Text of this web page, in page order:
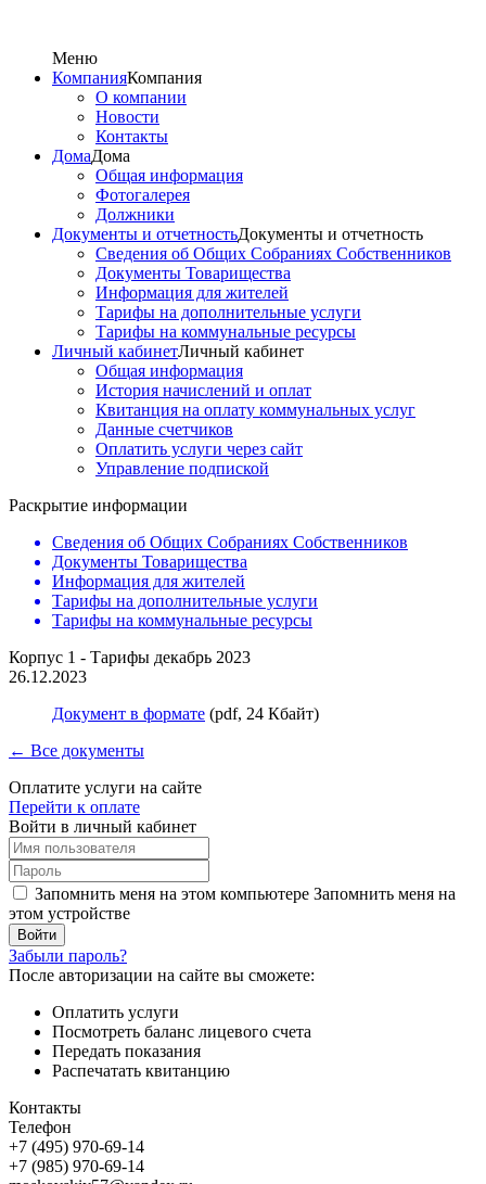
Меню
КомпанияКомпания
О компании
Новости
Контакты
ДомаДома
Общая информация
Фотогалерея
Должники
Документы и отчетностьДокументы и отчетность
Сведения об Общих Собраниях Собственников
Документы Товарищества
Информация для жителей
Тарифы на дополнительные услуги
Тарифы на коммунальные ресурсы
Личный кабинетЛичный кабинет
Общая информация
История начислений и оплат
Квитанция на оплату коммунальных услуг
Данные счетчиков
Оплатить услуги через сайт
Управление подпиской
Раскрытие информации
Сведения об Общих Собраниях Собственников
Документы Товарищества
Информация для жителей
Тарифы на дополнительные услуги
Тарифы на коммунальные ресурсы
Корпус 1 - Тарифы декабрь 2023
26.12.2023
Документ в формате (pdf, 24 Кбайт)
← Все документы
Оплатите услуги на сайте
Перейти к оплате
Войти в личный кабинет
Запомнить меня на этом компьютере Запомнить меня на
этом устройстве
Забыли пароль?
После авторизации на сайте вы сможете:
Оплатить услуги
Посмотреть баланс лицевого счета
Передать показания
Распечатать квитанцию
Контакты
Телефон
+7 (495) 970-69-14
+7 (985) 970-69-14